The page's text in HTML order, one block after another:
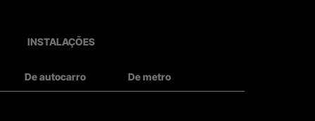
INSTALAÇÕES
De autocarro De metro